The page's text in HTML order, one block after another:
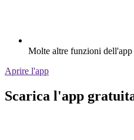
Molte altre funzioni dell'app
Aprire l'app
Scarica l'app